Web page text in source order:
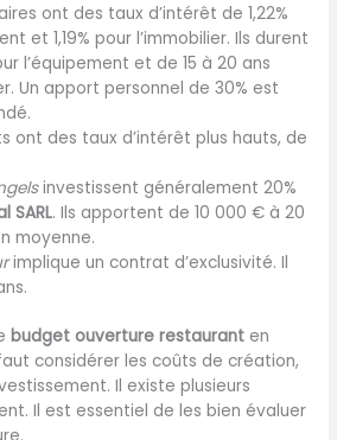
ont des taux d’intérêt de 1,22%
et 1,19% pour l’immobilier. Ils durent
l’équipement et de 15 à 20 ans
Un apport personnel de 30% est
ont des taux d’intérêt plus hauts, de
investissent généralement 20%
SARL. Ils apportent de 10 000 € à 20
moyenne.
implique un contrat d’exclusivité. Il
budget ouverture restaurant en
considérer les coûts de création,
Il existe plusieurs
Il est essentiel de les bien évaluer